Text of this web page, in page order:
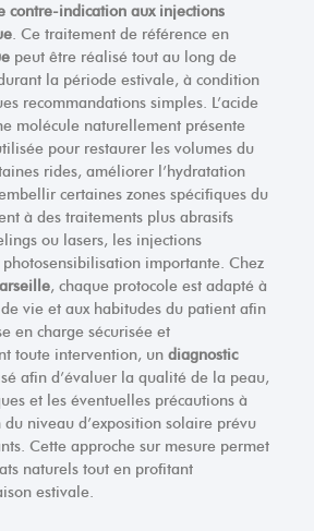
contre-indication aux injections
. Ce traitement de référence en
peut être réalisé tout au long de
la période estivale, à condition
recommandations simples. L’acide
molécule naturellement présente
pour restaurer les volumes du
rides, améliorer l’hydratation
certaines zones spécifiques du
à des traitements plus abrasifs
ou lasers, les injections
photosensibilisation importante. Chez
, chaque protocole est adapté à
vie et aux habitudes du patient afin
en charge sécurisée et
toute intervention, un diagnostic
afin d’évaluer la qualité de la peau,
et les éventuelles précautions à
niveau d’exposition solaire prévu
Cette approche sur mesure permet
naturels tout en profitant
estivale.